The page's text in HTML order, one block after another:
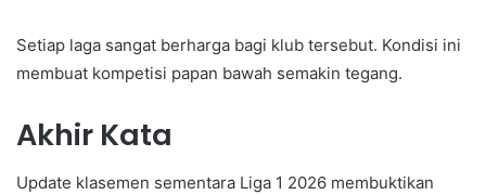
Setiap laga sangat berharga bagi klub tersebut. Kondisi ini
membuat kompetisi papan bawah semakin tegang.
Akhir Kata
Update klasemen sementara Liga 1 2026 membuktikan